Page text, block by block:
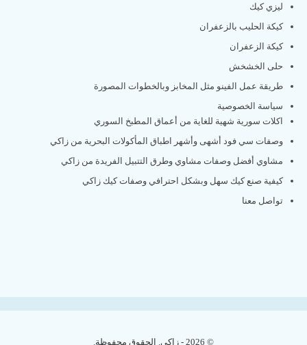
ليزي كيك
كيكة الحليب بالزعفران
كيكة الزعفران
حلى الخشخش
طريقة عمل الفينو مثل المخابز وبالخطوات المصورة
سياسة الخصوصية
اكلات سورية شهية للغاية من أعماق المطبخ السوري
وصفات سي فود أشهى وأشهر اطباق المأكولات البحرية من زاكي
مشاوي أفضل وصفات مشاوي وطرق التتبيل الفريدة من زاكي
كيفية صنع كيك سهل وبشكل احترافي وصفات كيك زاكي
تواصل معنا
© 2026 - زاكي. الحقوق محفوظة.